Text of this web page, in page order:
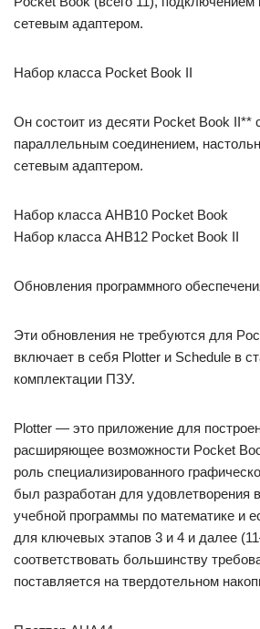
сетевым адаптером.
Набор класса Pocket Book II
Он состоит из десяти Pocket Book II**
параллельным соединением,
сетевым адаптером.
Набор класса AHB10 Pocket Book
Набор класса AHB12 Pocket Book II
Обновления программного
Эти обновления не требуются для
включает в себя Plotter и Schedule в
комплектации ПЗУ.
Plotter — это приложение для
расширяющее возможности Pocket
роль специализированного
был разработан для удовлетворения
учебной программы по математике и
для ключевых этапов 3 и 4 и далее
соответствовать большинству
поставляется на твердотельном